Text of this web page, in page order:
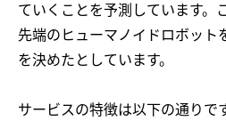
ていくことを予測しています。
先端のヒューマノイドロボット
を決めたとしています。
サービスの特徴は以下の通りです